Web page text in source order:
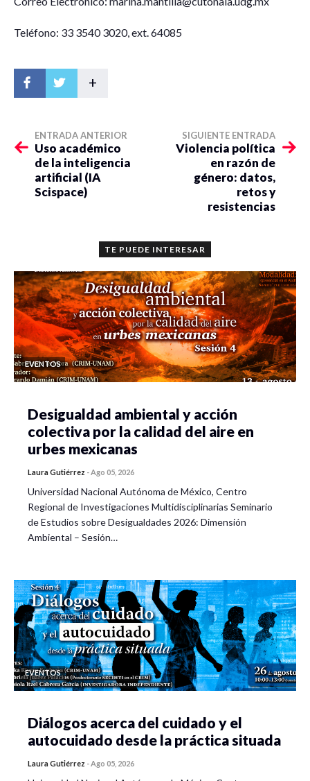
Teléfono: 33 3540 3020, ext. 64085
+
ENTRADA ANTERIOR
Uso académico
de la inteligencia
artificial (IA
Scispace)
SIGUIENTE ENTRADA
Violencia política
en razón de
género: datos,
retos y
resistencias
TE PUEDE INTERESAR
EVENTOS
Desigualdad ambiental y acción
colectiva por la calidad del aire en
urbes mexicanas
Laura Gutiérrez -Ago 05, 2026
Universidad Nacional Autónoma de México, Centro
Regional de Investigaciones Multidisciplinarias Seminario
de Estudios sobre Desigualdades 2026: Dimensión
Ambiental – Sesión…
EVENTOS
Diálogos acerca del cuidado y el
autocuidado desde la práctica situada
Laura Gutiérrez -Ago 05, 2026